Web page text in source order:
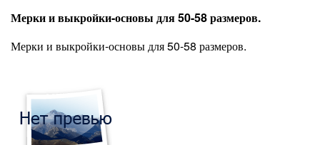
Мерки и выкройки-основы для 50-58 размеров.
Мерки и выкройки-основы для 50-58 размеров.